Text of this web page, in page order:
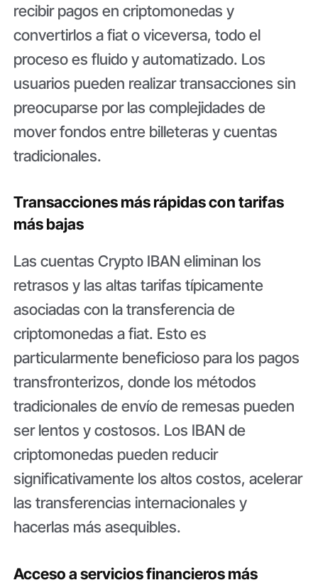
recibir pagos en criptomonedas y
convertirlos a fiat o viceversa, todo el
proceso es fluido y automatizado. Los
usuarios pueden realizar transacciones sin
preocuparse por las complejidades de
mover fondos entre billeteras y cuentas
tradicionales.
Transacciones más rápidas con tarifas
más bajas
Las cuentas Crypto IBAN eliminan los
retrasos y las altas tarifas típicamente
asociadas con la transferencia de
criptomonedas a fiat. Esto es
particularmente beneficioso para los pagos
transfronterizos, donde los métodos
tradicionales de envío de remesas pueden
ser lentos y costosos. Los IBAN de
criptomonedas pueden reducir
significativamente los altos costos, acelerar
las transferencias internacionales y
hacerlas más asequibles.
Acceso a servicios financieros más